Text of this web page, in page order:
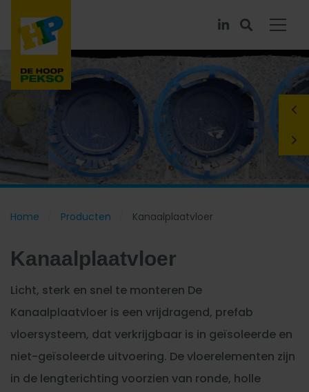
Home Producten Kanaalplaatvloer
Kanaalplaatvloer
Licht, sterk en snel te monteren De
Kanaalplaatvloer is een vrijdragend, prefab
vloersysteem, dat verkrijgbaar is in geïsoleerde en
niet-geïsoleerde uitvoering. De vloerelementen zijn
in de lengterichting voorzien van ronde, holle